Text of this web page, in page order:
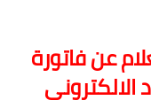
عن فاتورة
الالكترونى